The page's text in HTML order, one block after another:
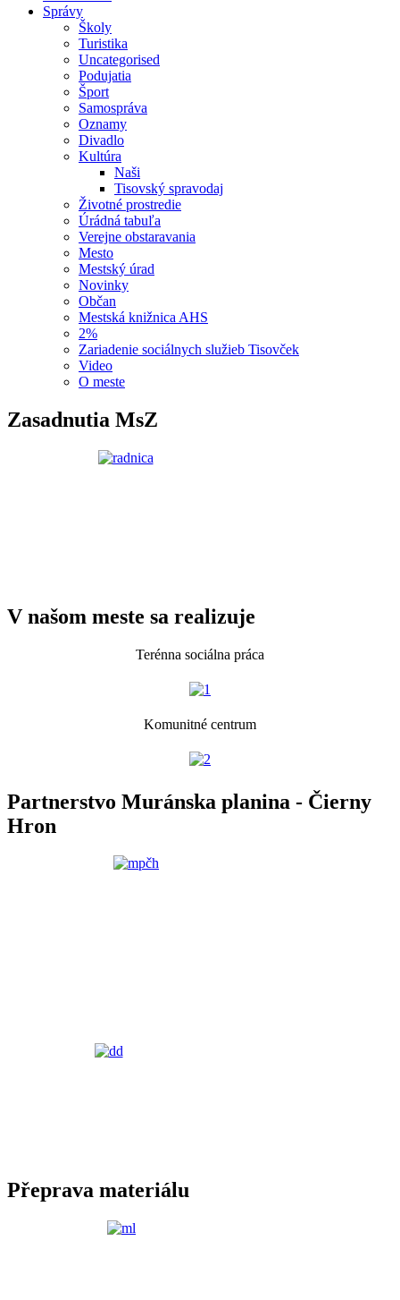
Správy
Školy
Turistika
Uncategorised
Podujatia
Šport
Samospráva
Oznamy
Divadlo
Kultúra
Naši
Tisovský spravodaj
Životné prostredie
Úrádná tabuľa
Verejne obstaravania
Mesto
Mestský úrad
Novinky
Občan
Mestská knižnica AHS
2%
Zariadenie sociálnych služieb Tisovček
Video
O meste
Zasadnutia MsZ
V našom meste sa realizuje
Terénna sociálna práca
Komunitné centrum
Partnerstvo Muránska planina - Čierny
Hron
Přeprava materiálu